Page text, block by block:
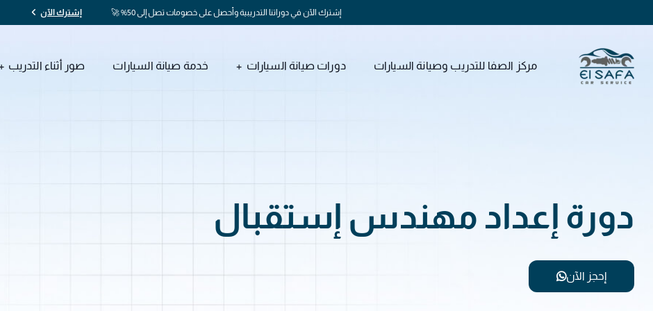
إشترك الآن في دوراتنا التدريبية وأحصل على خصومات تصل إلى 50% 🚀 إشترك الآن
مركز الصفا للتدريب وصيانة السيارات دورات صيانة السيارات خدمة صيانة السيارات صور أثناء التدريب
دورة إعداد مهندس إستقبال
إحجز الآن